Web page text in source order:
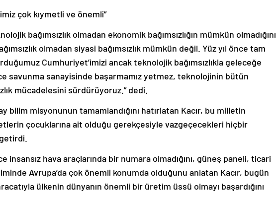
çok kıymetli ve önemli”
bağımsızlık olmadan ekonomik bağımsızlığın mümkün olmadığını
olmadan siyasi bağımsızlık mümkün değil. Yüz yıl önce tam
Cumhuriyet’imizi ancak teknolojik bağımsızlıkla geleceğe
savunma sanayisinde başarmamız yetmez, teknolojinin bütün
mücadelesini sürdürüyoruz.” dedi.
bilim misyonunun tamamlandığını hatırlatan Kacır, bu milletin
çocuklarına ait olduğu gerekçesiyle vazgeçecekleri hiçbir
insansız hava araçlarında bir numara olmadığını, güneş paneli, ticari
Avrupa’da çok önemli konumda olduğunu anlatan Kacır, bugün
ülkenin dünyanın önemli bir üretim üssü olmayı başardığını